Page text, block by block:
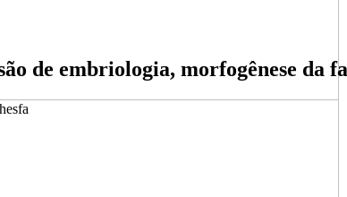
de embriologia, morfogênese da